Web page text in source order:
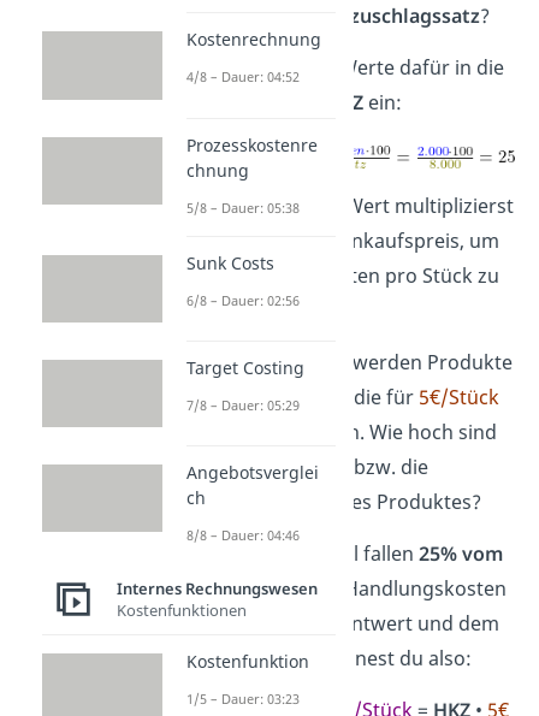
Handlungskostenzuschlagssatz?
Setze die beiden Werte dafür in die
HKZein:
Den errechneten Wert multiplizierst
du nun mit dem Einkaufspreis, um
die Handlungskosten pro Stück zu
erhalten.
In der Produktion werden Produkte
weiterverarbeitet, die für 5€/Stück
eingekauft wurden. Wie hoch sind
dieSelbstkosten
, bzw. die
Gesamtkosten eines Produktes?
Bei diesem Beispiel fallen 25% vom
Einkaufspreisan Handlungskosten
an. Mit dem Prozentwert und dem
Einkaufspreis rechnest du also:
Handlungskosten/Stück= HKZ• 5€
Kostenrechnung
4/8 – Dauer: 04:52
Prozesskostenre
chnung
5/8 – Dauer: 05:38
Sunk Costs
6/8 – Dauer: 02:56
Target Costing
7/8 – Dauer: 05:29
Angebotsverglei
ch
8/8 – Dauer: 04:46
Internes Rechnungswesen
Kostenfunktionen
Kostenfunktion
1/5 – Dauer: 03:23